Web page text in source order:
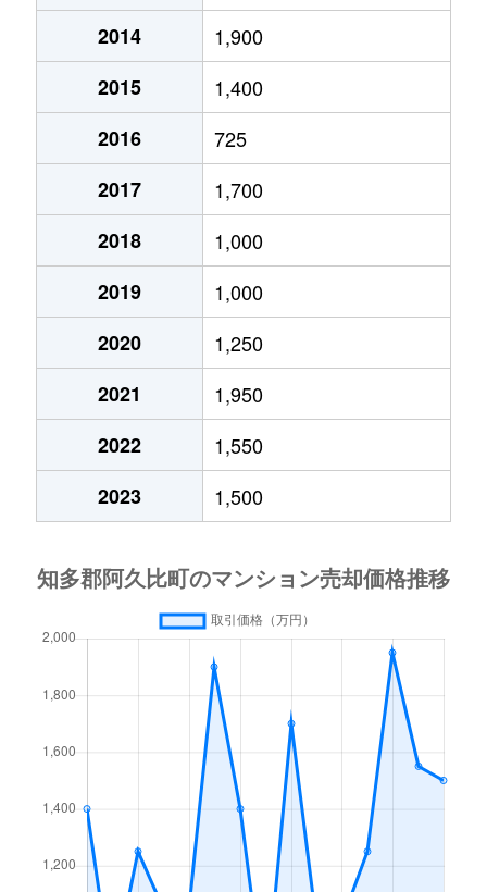
2014
1,900
2015
1,400
2016
725
2017
1,700
2018
1,000
2019
1,000
2020
1,250
2021
1,950
2022
1,550
2023
1,500